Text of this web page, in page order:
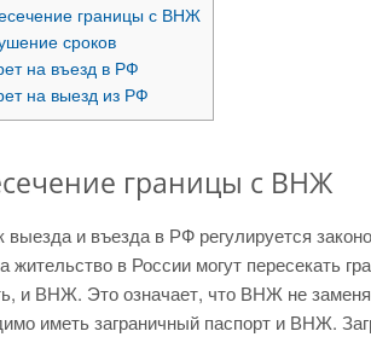
границы с ВНЖ
сроков
на въезд в РФ
на выезд из РФ
границы с ВНЖ
выезда и въезда в РФ регулируется
жительство в России могут пересекать
и ВНЖ. Это означает, что ВНЖ не
иметь заграничный паспорт и ВНЖ.